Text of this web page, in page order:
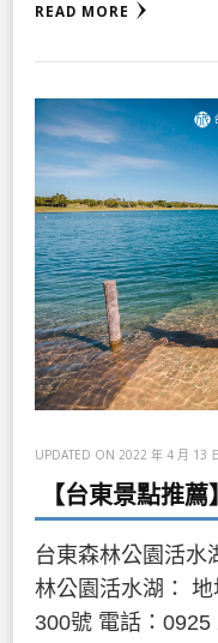
READ MORE
UPDATED ON 2022 年 4 月 13
【台東景點推
台東森林公園活水
林公園活水湖：
300號 電話：